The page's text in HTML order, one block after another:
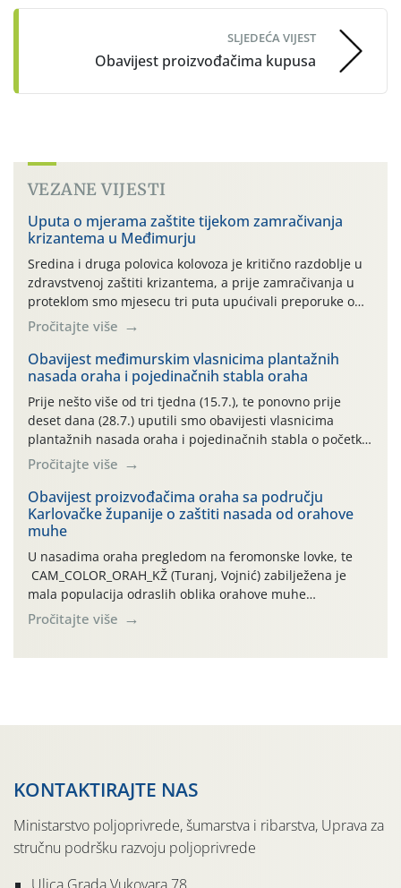
SLJEDEĆA VIJEST
Obavijest proizvođačima kupusa
VEZANE VIJESTI
Uputa o mjerama zaštite tijekom zamračivanja
krizantema u Međimurju
Sredina i druga polovica kolovoza je kritično razdoblje u
zdravstvenoj zaštiti krizantema, a prije zamračivanja u
proteklom smo mjesecu tri puta upućivali preporuke o
preventivnim mjerama zaštite krizantema od najčešćih
uzročnika bolesti, štetnika i fito-fagnih grinja (23.7., 14.7.,
06.7.)! Na početku ovog mjeseca je zabilježeno je
povijesno i ekstremno vruće meteorološko razdoblje, uz
najviše temperature […]
Pročitajte više
Obavijest međimurskim vlasnicima plantažnih
nasada oraha i pojedinačnih stabla oraha
Prije nešto više od tri tjedna (15.7.), te ponovno prije
deset dana (28.7.) uputili smo obavijesti vlasnicima
plantažnih nasada oraha i pojedinačnih stabla o početku
leta i ovogodišnjoj potrebi usmjerenog suzbijanja
orahove muhe (Rhagoletis completa)! Već dvanaest dana
traje drugi ovogodišnji “toplinski udar”, koji naročito
izražen zadnja šest dana (31.7.-05.8.), jer najviše
temperature zraka svakodnevno […]
Pročitajte više
Obavijest proizvođačima oraha sa području
Karlovačke županije o zaštiti nasada od orahove
muhe
U nasadima oraha pregledom na feromonske lovke, te
CAM_COLOR_ORAH_KŽ (Turanj, Vojnić) zabilježena je
mala populacija odraslih oblika orahove muhe
(Rhagoletis completa). Niska brojnost može se objasniti
činjenicom da je riječ o mladim nasadima s vrlo malim
Pročitajte više
KONTAKTIRAJTE NAS
Ministarstvo poljoprivrede, šumarstva i ribarstva, Uprava za
stručnu podršku razvoju poljoprivrede